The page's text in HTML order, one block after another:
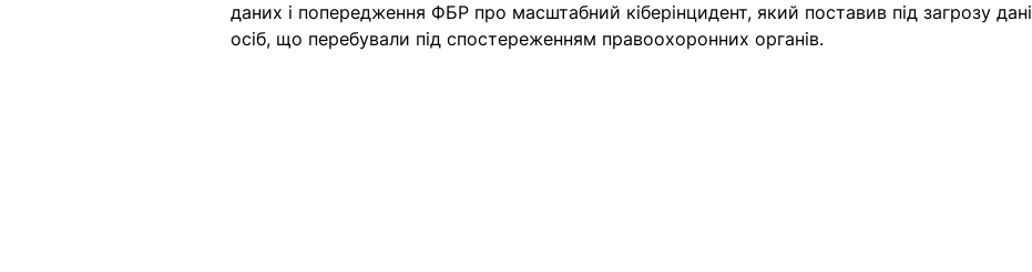
даних і попередження ФБР про масштабний кіберінцидент, який поставив під загрозу дані
осіб, що перебували під спостереженням правоохоронних органів.